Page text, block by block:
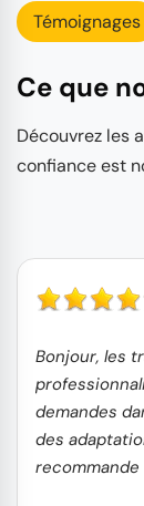
Témoignages
Ce que
Découvrez les
confiance est
Bonjour, les
demandes
des